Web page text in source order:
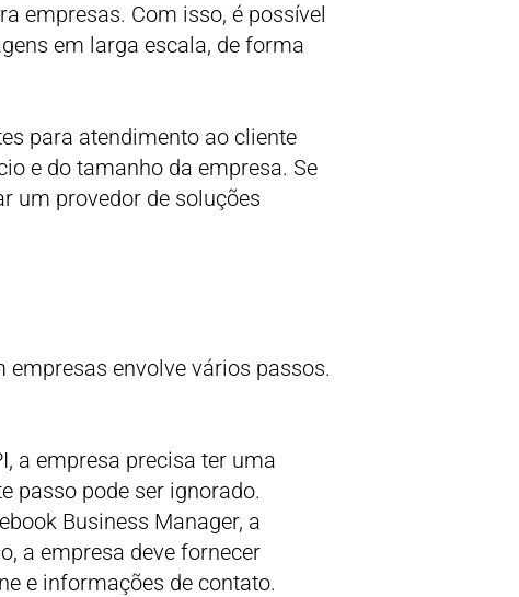
empresas. Com isso, é possível
em larga escala, de forma
para atendimento ao cliente
e do tamanho da empresa. Se
um provedor de soluções
envolve vários passos.
a empresa precisa ter uma
passo pode ser ignorado.
Business Manager, a
a empresa deve fornecer
e informações de contato.